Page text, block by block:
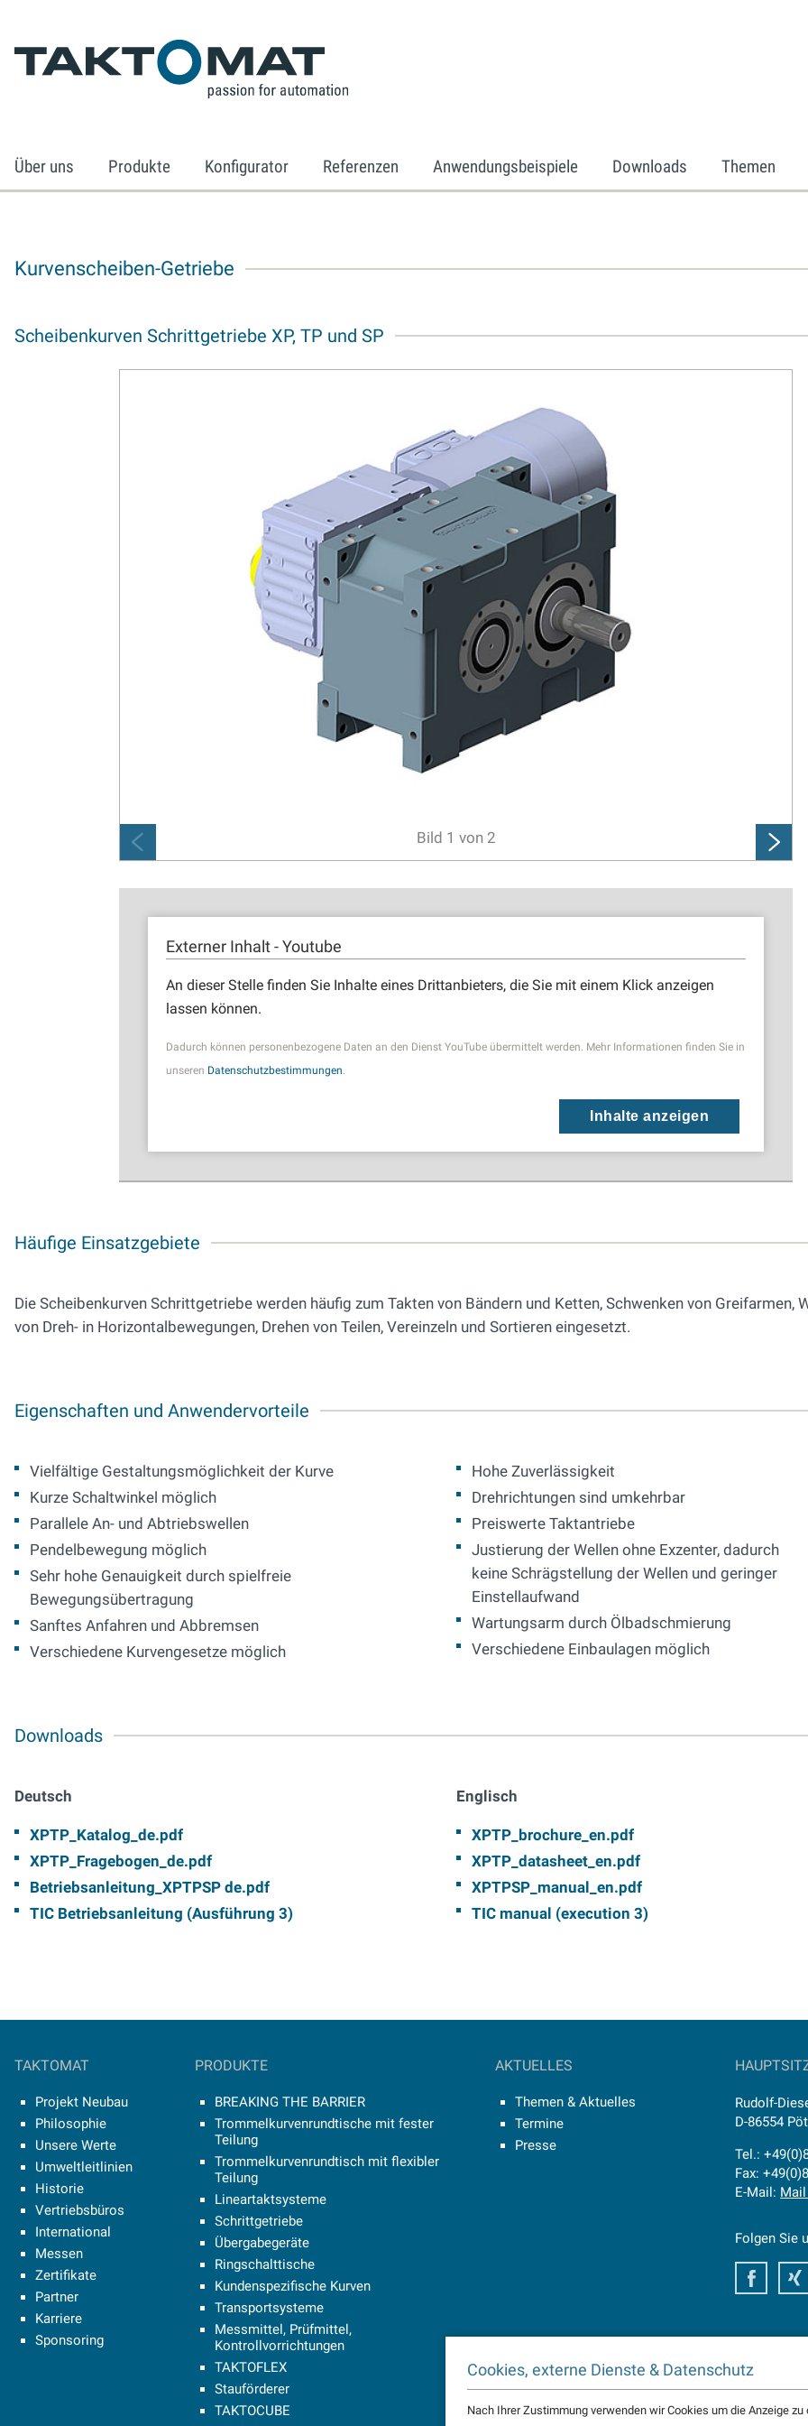
Über uns Produkte Konfigurator Referenzen Anwendungsbeispiele Downloads Themen
Kurvenscheiben-Getriebe
Scheibenkurven Schrittgetriebe XP, TP und SP
Bild 1 von 2
Externer Inhalt - Youtube
An dieser Stelle finden Sie Inhalte eines Drittanbieters, die Sie mit einem Klick anzeigen
lassen können.
Dadurch können personenbezogene Daten an den Dienst YouTube übermittelt werden. Mehr Informationen finden Sie in
unseren Datenschutzbestimmungen
Inhalte anzeigen
Häufige Einsatzgebiete
Die Scheibenkurven Schrittgetriebe werden häufig zum Takten von Bändern und Ketten, Schwenken von Greifarmen,
von Dreh- in Horizontalbewegungen, Drehen von Teilen, Vereinzeln und Sortieren eingesetzt.
Eigenschaften und Anwendervorteile
Vielfältige Gestaltungsmöglichkeit der Kurve
Kurze Schaltwinkel möglich
Parallele An- und Abtriebswellen
Pendelbewegung möglich
Sehr hohe Genauigkeit durch spielfreie
Bewegungsübertragung
Sanftes Anfahren und Abbremsen
Verschiedene Kurvengesetze möglich
Hohe Zuverlässigkeit
Drehrichtungen sind umkehrbar
Preiswerte Taktantriebe
Justierung der Wellen ohne Exzenter, dadurch
keine Schrägstellung der Wellen und geringer
Einstellaufwand
Wartungsarm durch Ölbadschmierung
Verschiedene Einbaulagen möglich
Downloads
Deutsch
XPTP_Katalog_de.pdf
XPTP_Fragebogen_de.pdf
Betriebsanleitung_XPTPSP de.pdf
TIC Betriebsanleitung (Ausführung 3)
Englisch
XPTP_brochure_en.pdf
XPTP_datasheet_en.pdf
XPTPSP_manual_en.pdf
TIC manual (execution 3)
TAKTOMAT
Projekt Neubau
Philosophie
Unsere Werte
Umweltleitlinien
Historie
Vertriebsbüros
International
Messen
Zertifikate
Partner
Karriere
Sponsoring
PRODUKTE
BREAKING THE BARRIER
Trommelkurvenrundtische mit fester
Teilung
Trommelkurvenrundtisch mit flexibler
Teilung
Lineartaktsysteme
Schrittgetriebe
Übergabegeräte
Ringschalttische
Kundenspezifische Kurven
Transportsysteme
Messmittel, Prüfmittel,
Kontrollvorrichtungen
TAKTOFLEX
Stauförderer
TAKTOCUBE
AKTUELLES
Themen & Aktuelles
Termine
Presse
Rudolf-
D-86554
Tel.:
Fax:
E-Mail:
Folgen Sie
Cookies, externe Dienste & Datenschutz
Nach Ihrer Zustimmung verwenden wir Cookies um die Anzeige